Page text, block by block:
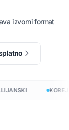
izvorni format